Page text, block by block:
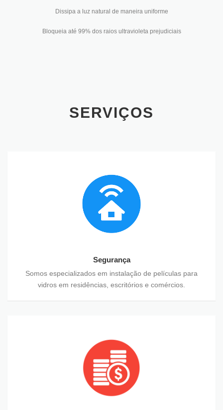
Dissipa a luz natural de maneira uniforme
Bloqueia até 99% dos raios ultravioleta prejudiciais
SERVIÇOS
Segurança
Somos especializados em instalação de películas para
vidros em residências, escritórios e comércios.